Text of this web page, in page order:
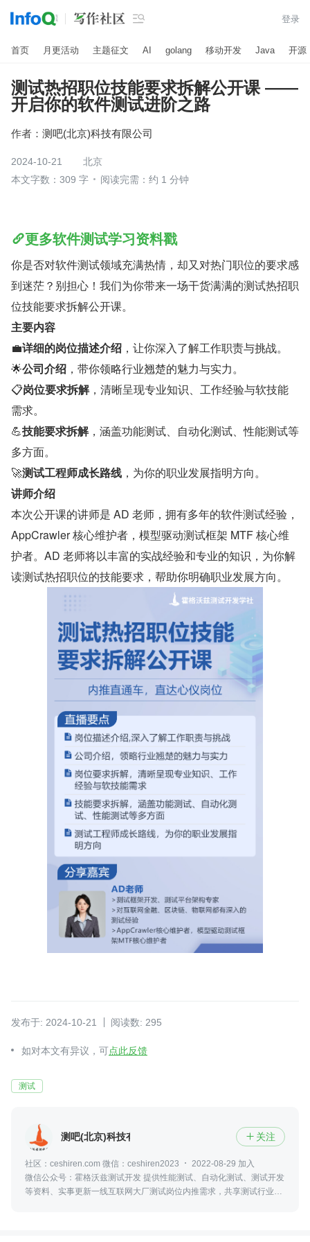
 登录
首页 月更活动 主题征文 AI golang 移动开发 Java 开源
测试热招职位技能要求拆解公开课 ——
开启你的软件测试进阶之路
作者： 测吧(北京)科技有限公司
2024-10-21
北京
本文字数：309 字
阅读完需：约 1 分钟
更多软件测试学习资料戳
你是否对软件测试领域充满热情，却又对热门职位的要求感
到迷茫？别担心！我们为你带来一场干货满满的测试热招职
位技能要求拆解公开课。
主要内容
💼详细的岗位描述介绍 ，让你深入了解工作职责与挑战。
🌟公司介绍 ，带你领略行业翘楚的魅力与实力。
📋岗位要求拆解，清晰呈现专业知识、工作经验与软技能
需求。
💪技能要求拆解，涵盖功能测试、自动化测试、性能测试等
多方面。
🚀测试工程师成长路线 ，为你的职业发展指明方向。
讲师介绍
本次公开课的讲师是 AD 老师，拥有多年的软件测试经验，
AppCrawler 核心维护者，模型驱动测试框架 MTF 核心维
护者。AD 老师将以丰富的实战经验和专业的知识，为你解
读测试热招职位的技能要求，帮助你明确职业发展方向。
发布于: 2024-10-21 阅读数: 295
如对本文有异议，可点此反馈
测试
测吧(北京)科技有限公司  关注
社区：ceshiren.com 微信：ceshiren2023
2022-08-29 加入
微信公众号：霍格沃兹测试开发 提供性能测试、自动化测试、测试开发
等资料、实事更新一线互联网大厂测试岗位内推需求，共享测试行业动